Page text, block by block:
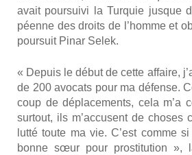
avait pour­sui­vi la Tur­quie jusque
péenne des droits de l’homme et
pour­suit Pinar Selek.
« Depuis le début de cette affaire,
de 200 avo­cats pour ma défense.
coup de dépla­ce­ments, cela m’a
sur­tout, ils m’ac­cusent de choses
lut­té toute ma vie. C’est comme
bonne sœur pour pros­ti­tu­tion »,